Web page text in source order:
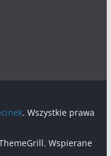
. Wszystkie prawa
Wspierane